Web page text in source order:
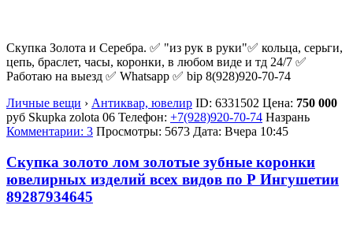
Скупка Золота и Серебра. ✅ "из рук в руки"✅ кольца, серьги,
цепь, браслет, часы, коронки, в любом виде и тд 24/7 ✅
Работаю на выезд ✅ Whatsapp ✅ bip 8(928)920-70-74
Личные вещи › Антиквар, ювелир ID: 6331502 Цена: 750 000
руб Skupka zolota 06 Телефон: +7(928)920-70-74 Назрань
Комментарии: 3 Просмотры: 5673 Дата: Вчера 10:45
Скупка золото лом золотые зубные коронки
ювелирных изделий всех видов по Р Ингушетии
89287934645